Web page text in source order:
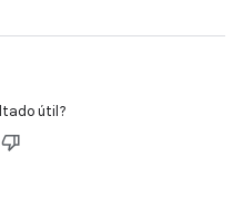
útil?